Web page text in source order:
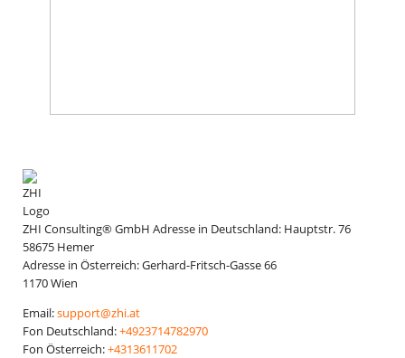
ZHI Consulting® GmbH Adresse in Deutschland: Hauptstr. 76
58675 Hemer
Adresse in Österreich:Gerhard-Fritsch-Gasse 66
1170Wien
Email:support@zhi.at
Fon Deutschland:+4923714782970
Fon Österreich:+4313611702